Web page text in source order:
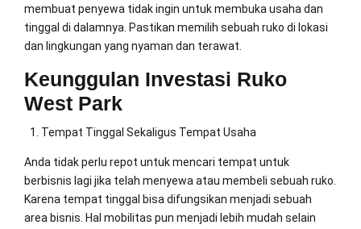
membuat penyewa tidak ingin untuk membuka usaha dan
tinggal di dalamnya. Pastikan memilih sebuah ruko di lokasi
dan lingkungan yang nyaman dan terawat.
Keunggulan Investasi Ruko
West Park
Tempat Tinggal Sekaligus Tempat Usaha
Anda tidak perlu repot untuk mencari tempat untuk
berbisnis lagi jika telah menyewa atau membeli sebuah ruko.
Karena tempat tinggal bisa difungsikan menjadi sebuah
area bisnis. Hal mobilitas pun menjadi lebih mudah selain